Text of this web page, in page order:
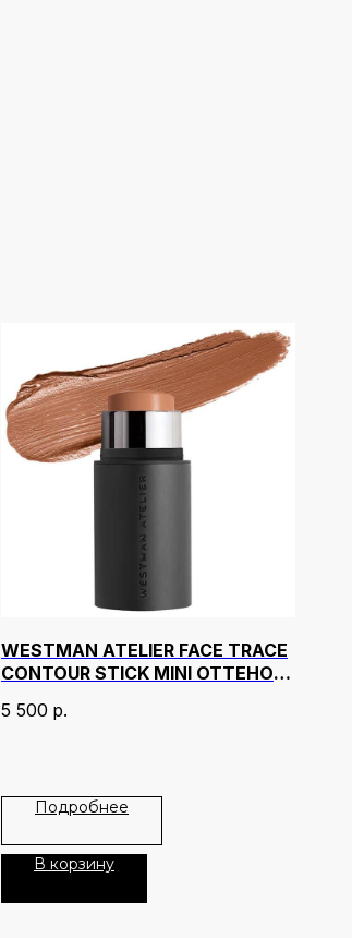
WESTMAN ATELIER FACE TRACE
CONTOUR STICK MINI ОТТЕНОК
5 500 р.
Подробнее
В корзину